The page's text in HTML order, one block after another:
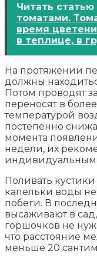
Читать статью
томатами.
время
в теплице, в
На протяжении
должны
Потом проводят
переносят в
температурой
постепенно
момента
недели, их
Поливать кустики
капельки воды
побеги. В
высаживают в
горшочков не
что расстояние
меньше 20